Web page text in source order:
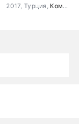
Мелодрама
2017, Турция, Комедия